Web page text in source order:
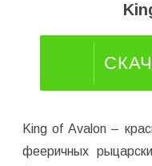
King of Avalon –
фееричных